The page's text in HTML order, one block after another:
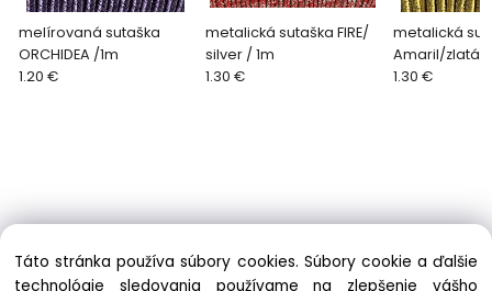
melírovaná sutaška
ORCHIDEA /1m
1.20 €
metalická sutaška FIRE/
silver / 1m
1.30 €
metalická
Amaril/zlatá /
1.30 €
Táto stránka používa súbory cookies. Súbory cookie a ďalšie
technológie sledovania používame na zlepšenie vášho